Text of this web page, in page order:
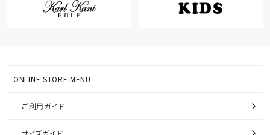
ONLINE STORE MENU
ご利用ガイド
サイズガイド